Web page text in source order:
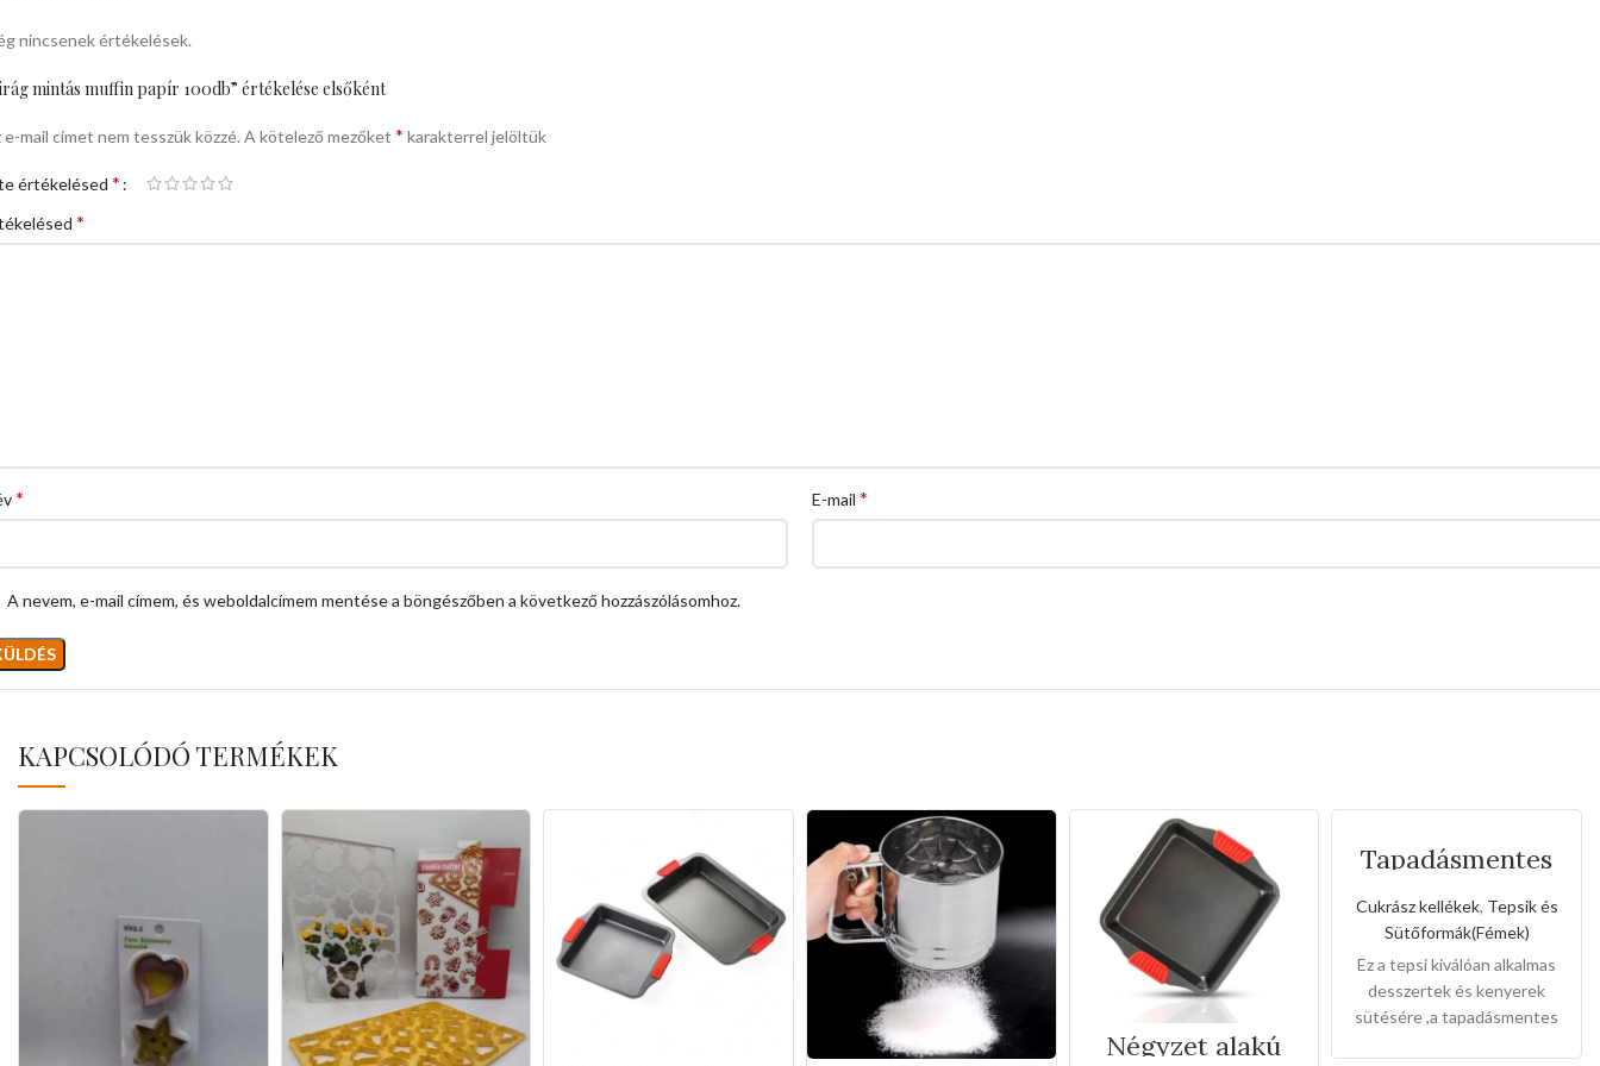
nincsenek értékelések.
mintás muffin papír 100db” értékelése elsőként
e-mail címet nem tesszük közzé. A kötelező mezőket * karakterrel jelöltük
értékelésed *
*
* E-mail *
A nevem, e-mail címem, és weboldalcímem mentése a böngészőben a következő hozzászólásomhoz.
KAPCSOLÓDÓ TERMÉKEK
Négyzet alakú
Tapadásmentes
forma(Kis méret)
Cukrász kellékek, Tepsik és
Sütőformák(Fémek)
Ez a tepsi kiválóan alkalmas
desszertek és kenyerek
sütésére ,a tapadásmentes